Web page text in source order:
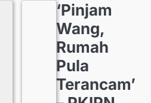
‘Pinjam
Wang,
Rumah
Pula
Terancam’